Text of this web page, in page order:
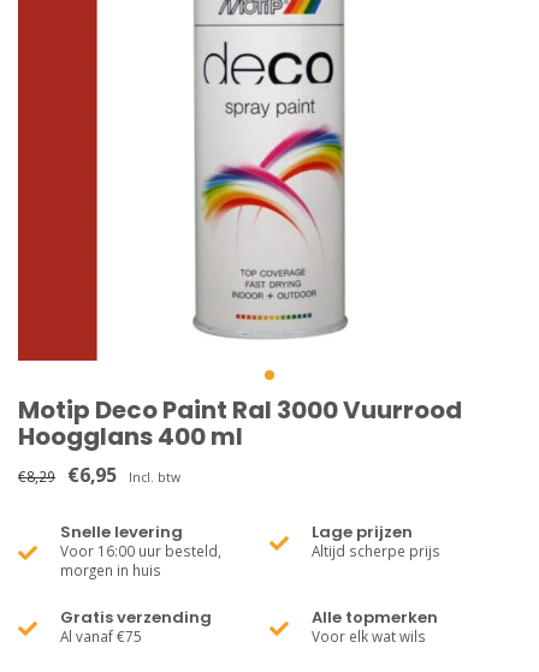
Motip Deco Paint Ral 3000 Vuurrood
Hoogglans 400 ml
€8,29 €6,95 Incl. btw
Snelle levering
Voor 16:00 uur besteld,
morgen in huis
Lage prijzen
Altijd scherpe prijs
Gratis verzending
Al vanaf €75
Alle topmerken
Voor elk wat wils